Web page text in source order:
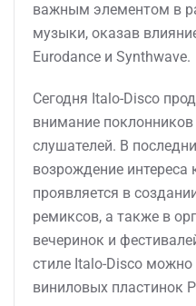
важным элементом в
музыки, оказав
Eurodance и Synthwave.
Сегодня Italo-Disco
внимание
слушателей. В
возрождение интереса
проявляется в
ремиксов, а также в
вечеринок и
стиле Italo-Disco можно
виниловых пластинок